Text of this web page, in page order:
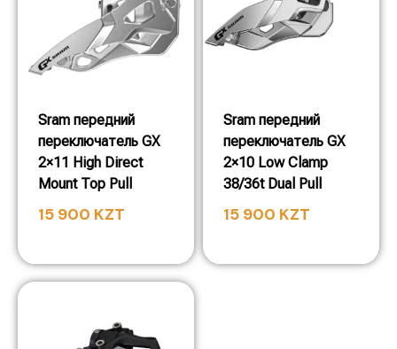
Sram передний
переключатель GX
2×11 High Direct
Mount Top Pull
15 900 KZT
Sram передний
переключатель GX
2×10 Low Clamp
38/36t Dual Pull
15 900 KZT